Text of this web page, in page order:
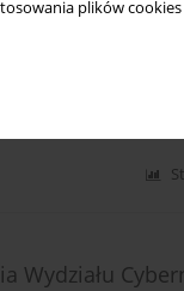
plików
Wydziału
Wydziału